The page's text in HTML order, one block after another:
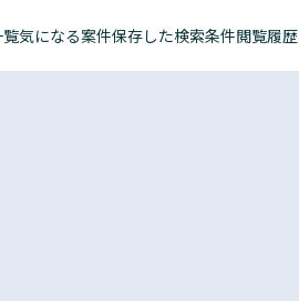
気になる案件保存した検索条件閲覧履歴